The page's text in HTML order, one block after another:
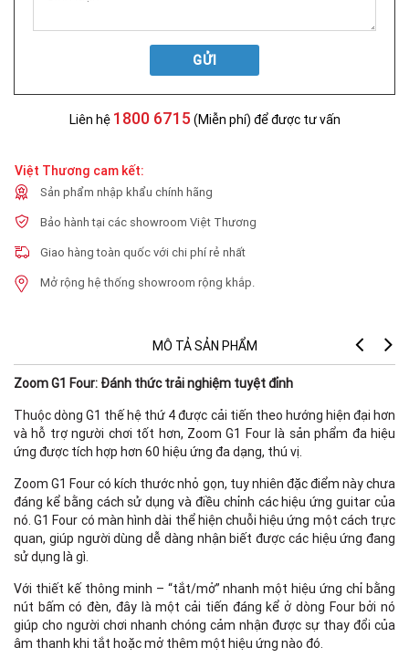
GỬI
Liên hệ 1800 6715 (Miễn phí) để được tư vấn
Việt Thương cam kết:
Sản phẩm nhập khẩu chính hãng
Bảo hành tại các showroom Việt Thương
Giao hàng toàn quốc với chi phí rẻ nhất
Mở rộng hệ thống showroom rộng khắp.
MÔ TẢ SẢN PHẨM
Zoom G1 Four: Đánh thức trải nghiệm tuyệt đỉnh
Thuộc dòng G1 thế hệ thứ 4 được cải tiến theo hướng hiện đại hơn
và hỗ trợ người chơi tốt hơn, Zoom G1 Four là sản phẩm đa hiệu
ứng được tích hợp hơn 60 hiệu ứng đa dạng, thú vị.
Zoom G1 Four có kích thước nhỏ gọn, tuy nhiên đặc điểm này chưa
đáng kể bằng cách sử dụng và điều chỉnh các hiệu ứng guitar của
nó. G1 Four có màn hình dài thể hiện chuỗi hiệu ứng một cách trực
quan, giúp người dùng dễ dàng nhận biết được các hiệu ứng đang
sử dụng là gì.
Với thiết kế thông minh – “tắt/mở” nhanh một hiệu ứng chỉ bằng
nút bấm có đèn, đây là một cải tiến đáng kể ở dòng Four bởi nó
giúp cho người chơi nhanh chóng cảm nhận được sự thay đổi của
âm thanh khi tắt hoặc mở thêm một hiệu ứng nào đó.